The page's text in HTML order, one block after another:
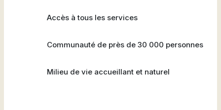
Accès à tous les services
Communauté de près de 30 000 personnes
Milieu de vie accueillant et naturel